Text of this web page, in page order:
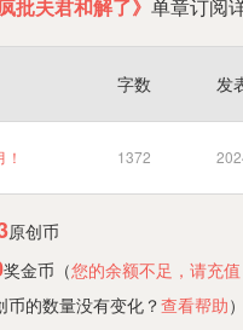
批夫君和解了》 单章订阅
字数 发
1372
原创币
奖金币（您的余额不足，请充
币的数量没有变化？查看帮助